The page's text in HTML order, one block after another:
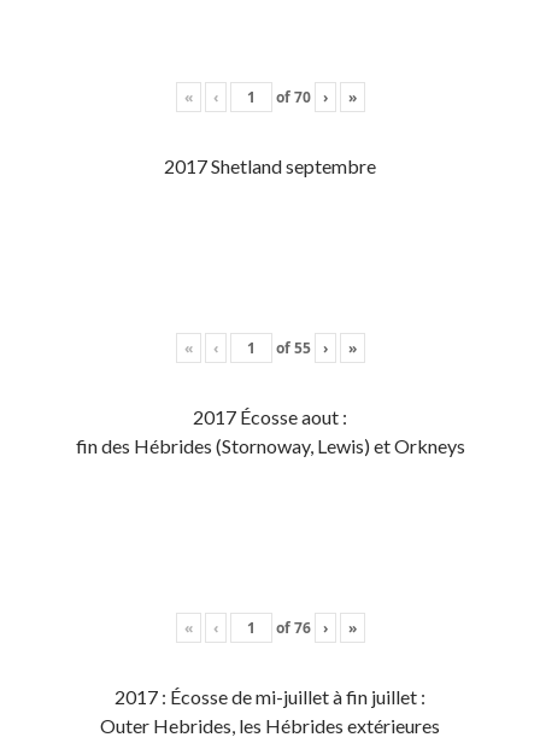
« ‹ of70 › »
2017 Shetland septembre
« ‹ of55 › »
2017 Écosse aout :
fin des Hébrides (Stornoway, Lewis) et Orkneys
« ‹ of76 › »
2017 : Écosse de mi-juillet à fin juillet :
Outer Hebrides, les Hébrides extérieures